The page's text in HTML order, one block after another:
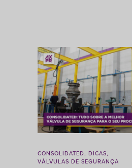
CONSOLIDATED, DICAS,
VÁLVULAS DE SEGURANÇA